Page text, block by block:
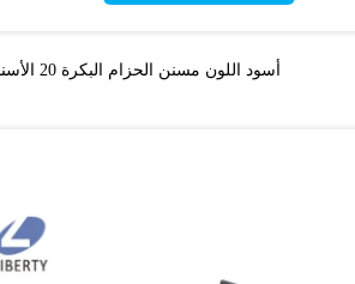
أسود اللون مسنن الحزام البكرة 20 الأسنان السيارات كتر يكترا المتجهات 7000 الاستخدام